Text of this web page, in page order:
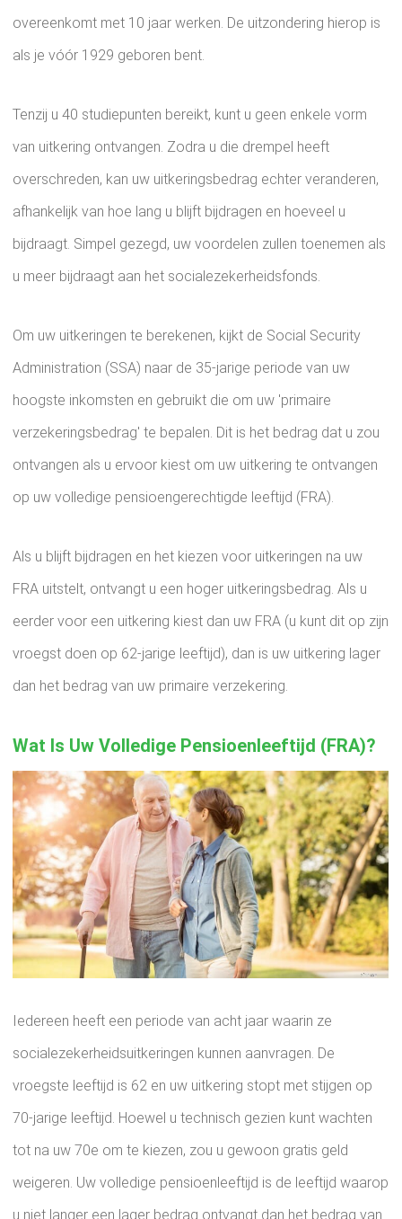
overeenkomt met 10 jaar werken. De uitzondering hierop is
als je vóór 1929 geboren bent.
Tenzij u 40 studiepunten bereikt, kunt u geen enkele vorm
van uitkering ontvangen. Zodra u die drempel heeft
overschreden, kan uw uitkeringsbedrag echter veranderen,
afhankelijk van hoe lang u blijft bijdragen en hoeveel u
bijdraagt. Simpel gezegd, uw voordelen zullen toenemen als
u meer bijdraagt ​​aan het socialezekerheidsfonds.
Om uw uitkeringen te berekenen, kijkt de Social Security
Administration (SSA) naar de 35-jarige periode van uw
hoogste inkomsten en gebruikt die om uw 'primaire
verzekeringsbedrag' te bepalen. Dit is het bedrag dat u zou
ontvangen als u ervoor kiest om uw uitkering te ontvangen
op uw volledige pensioengerechtigde leeftijd (FRA).
Als u blijft bijdragen en het kiezen voor uitkeringen na uw
FRA uitstelt, ontvangt u een hoger uitkeringsbedrag. Als u
eerder voor een uitkering kiest dan uw FRA (u kunt dit op zijn
vroegst doen op 62-jarige leeftijd), dan is uw uitkering lager
dan het bedrag van uw primaire verzekering.
Wat Is Uw Volledige Pensioenleeftijd (FRA)?
Iedereen heeft een periode van acht jaar waarin ze
socialezekerheidsuitkeringen kunnen aanvragen. De
vroegste leeftijd is 62 en uw uitkering stopt met stijgen op
70-jarige leeftijd. Hoewel u technisch gezien kunt wachten
tot na uw 70e om te kiezen, zou u gewoon gratis geld
weigeren. Uw volledige pensioenleeftijd is de leeftijd waarop
u niet langer een lager bedrag ontvangt dan het bedrag van